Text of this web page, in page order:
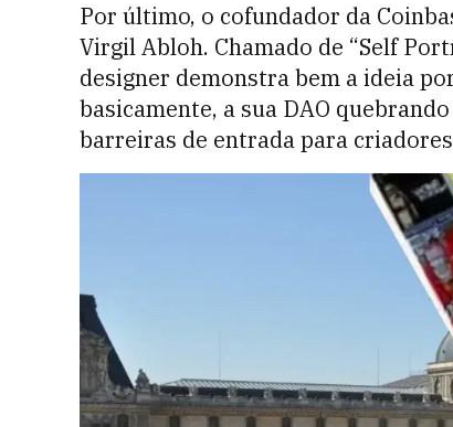
Por último, o cofundador da
Virgil Abloh. Chamado de “Self
designer demonstra bem a ideia
basicamente, a sua DAO
barreiras de entrada para